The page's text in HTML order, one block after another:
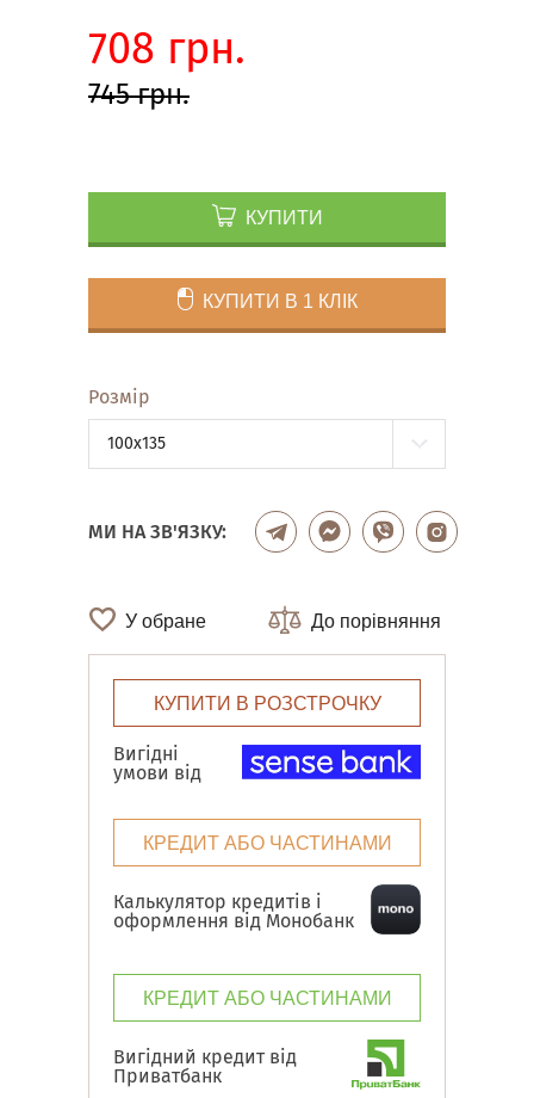
708 грн.
745 грн.
КУПИТИ
КУПИТИ В 1 КЛІК
Розмір
100x135
МИ НА ЗВ'ЯЗКУ:
У обране До порівняння
КУПИТИ В РОЗСТРОЧКУ
Вигідні
умови від
КРЕДИТ АБО ЧАСТИНАМИ
Калькулятор кредитів і
оформлення від Монобанк
КРЕДИТ АБО ЧАСТИНАМИ
Вигідний кредит від
Приватбанк